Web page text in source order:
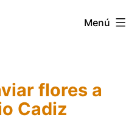
Menú
flores a
Cadiz